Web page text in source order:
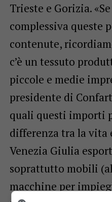
Trieste e Gorizia.
complessiva queste
contenute,
c’è un tessuto
piccole e medie
presidente di
quali questi importi
differenza tra la vita
Venezia Giulia
soprattutto mobili
macchine per